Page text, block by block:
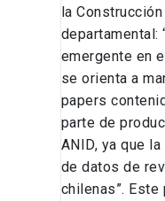
la
departamental:
emergente en
se orienta a
papers
parte de
ANID, ya que
de datos de
chilenas”. Este